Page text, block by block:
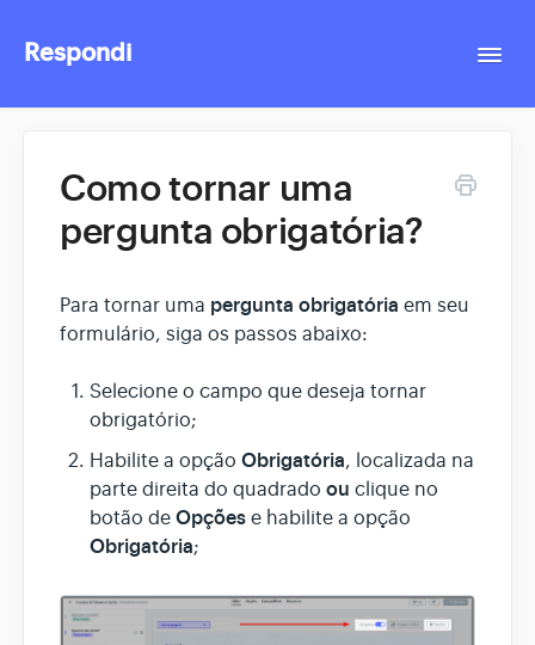
Respondi
Como tornar uma
pergunta obrigatória?
Para tornar uma pergunta obrigatória em seu
formulário, siga os passos abaixo:
Selecione o campo que deseja tornar
obrigatório;
Habilite a opção Obrigatória, localizada na
parte direita do quadrado ou clique no
botão de Opções e habilite a opção
Obrigatória;